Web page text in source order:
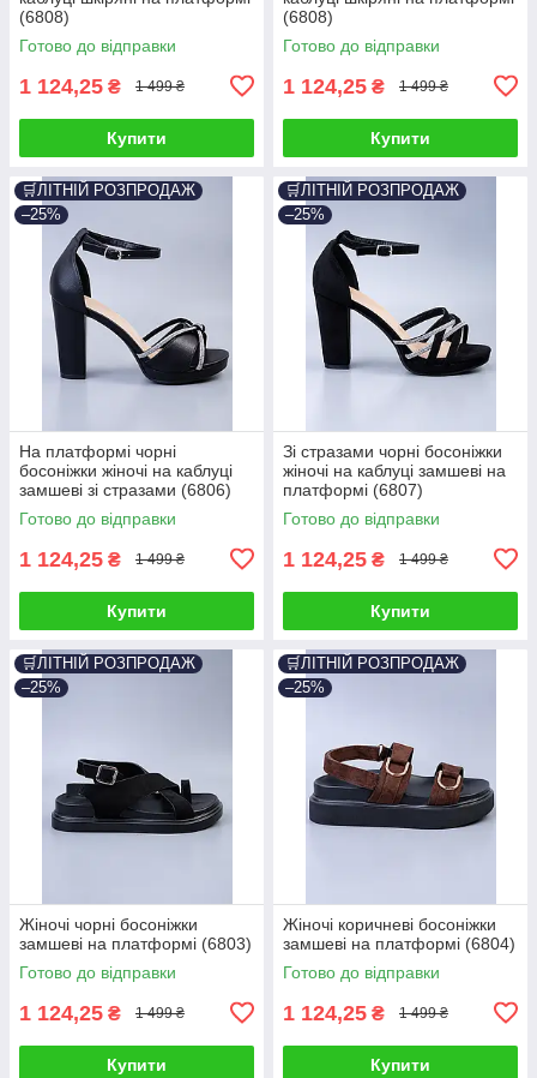
(6808)
Готово до відправки
1 124,25 ₴ 1 499 ₴
Купити
(6808)
Готово до відправки
1 124,25 ₴ 1 499 ₴
Купити
🛒ЛІТНІЙ РОЗПРОДАЖ
–25%
На платформі чорні
босоніжки жіночі на каблуці
замшеві зі стразами (6806)
Готово до відправки
1 124,25 ₴ 1 499 ₴
Купити
🛒ЛІТНІЙ РОЗПРОДАЖ
–25%
Зі стразами чорні босоніжки
жіночі на каблуці замшеві на
платформі (6807)
Готово до відправки
1 124,25 ₴ 1 499 ₴
Купити
🛒ЛІТНІЙ РОЗПРОДАЖ
–25%
Жіночі чорні босоніжки
замшеві на платформі (6803)
Готово до відправки
1 124,25 ₴ 1 499 ₴
Купити
🛒ЛІТНІЙ РОЗПРОДАЖ
–25%
Жіночі коричневі босоніжки
замшеві на платформі (6804)
Готово до відправки
1 124,25 ₴ 1 499 ₴
Купити